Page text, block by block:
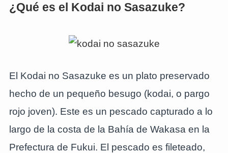
¿Qué es el Kodai no Sasazuke?
El Kodai no Sasazuke es un plato preservado
hecho de un pequeño besugo (kodai, o pargo
rojo joven). Este es un pescado capturado a lo
largo de la costa de la Bahía de Wakasa en la
Prefectura de Fukui. El pescado es fileteado,